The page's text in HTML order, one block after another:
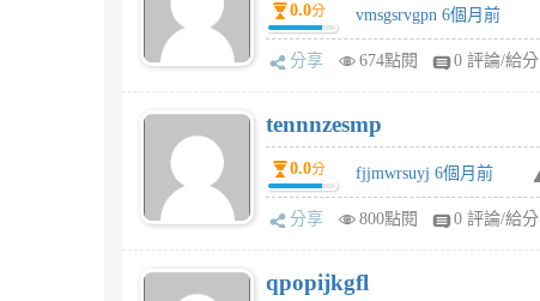
0.0分 vmsgsrvgpn 6個月前
分享 674點閱 0 評論/給分
tennnzesmp
0.0分 fjjmwrsuyj 6個月前
分享 800點閱 0 評論/給分
qpopijkgfl